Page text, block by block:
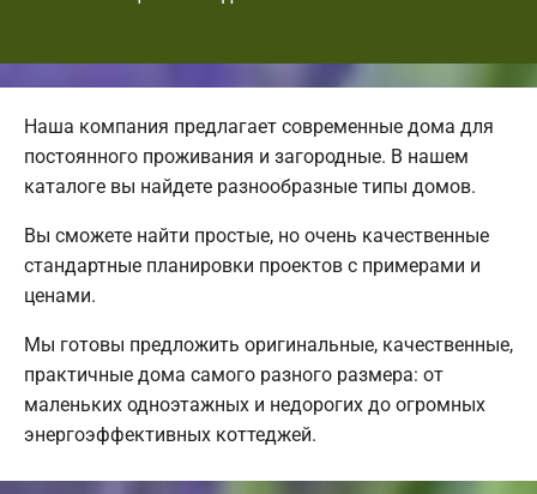
Наша компания предлагает современные дома для
постоянного проживания и загородные. В нашем
каталоге вы найдете разнообразные типы домов.
Вы сможете найти простые, но очень качественные
стандартные планировки проектов с примерами и
ценами.
Мы готовы предложить оригинальные, качественные,
практичные дома самого разного размера: от
маленьких одноэтажных и недорогих до огромных
энергоэффективных коттеджей.